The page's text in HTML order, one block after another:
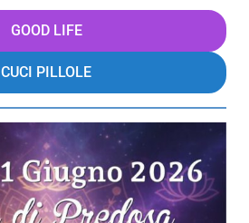
GOOD LIFE
CUCI PILLOLE